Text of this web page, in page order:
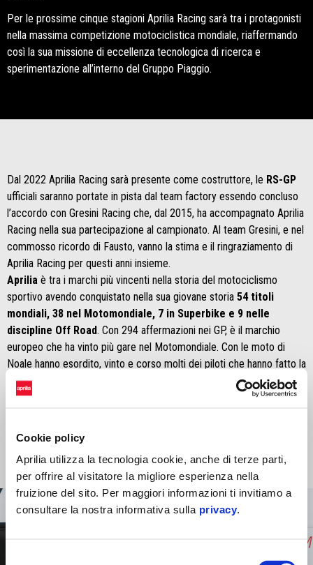
Cookie policy
Aprilia utilizza la tecnologia cookie, anche di terze parti,
per offrire al visitatore la migliore esperienza nella
fruizione del sito. Per maggiori informazioni ti invitiamo a
consultare la nostra informativa sulla privacy.
Per le prossime cinque stagioni Aprilia Racing sarà tra i protagonisti
nella massima competizione motociclistica mondiale, riaffermando
così la sua missione di eccellenza tecnologica di ricerca e
sperimentazione all’interno del Gruppo Piaggio.
Dal 2022 Aprilia Racing sarà presente come costruttore, le RS-GP
ufficiali saranno portate in pista dal team factory essendo concluso
l’accordo con Gresini Racing che, dal 2015, ha accompagnato Aprilia
Racing nella sua partecipazione al campionato. Al team Gresini, e nel
commosso ricordo di Fausto, vanno la stima e il ringraziamento di
Aprilia Racing per questi anni insieme.
Aprilia è tra i marchi più vincenti nella storia del motociclismo
sportivo avendo conquistato nella sua giovane storia 54 titoli
mondiali, 38 nel Motomondiale, 7 in Superbike e 9 nelle
discipline Off Road. Con 294 affermazioni nei GP, è il marchio
europeo che ha vinto più gare nel Motomondiale. Con le moto di
Noale hanno esordito, vinto e corso molti dei piloti che hanno fatto la
storia del motociclismo negli ultimi decenni. Tra questi iCampioni
del Mondo Max Biaggi, Loris Capirossi, Alex Gramigni,
Poggiali, Marco Simoncelli e Alvaro Bautista